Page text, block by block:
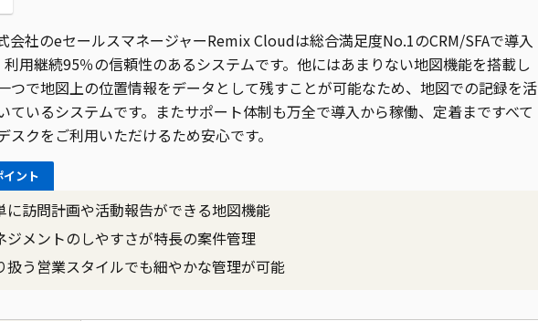
会社のeセールスマネージャーRemix Cloudは総合満足度No.1のCRM/SFAで導入
用継続95％の信頼性のあるシステムです。他にはあまりない地図機能を搭載し
つで地図上の位置情報をデータとして残すことが可能なため、地図での記録を活
ているシステムです。またサポート体制も万全で導入から稼働、定着まですべて
スクをご利用いただけるため安心です。
ント
に訪問計画や活動報告ができる地図機能
ジメントのしやすさが特長の案件管理
扱う営業スタイルでも細やかな管理が可能